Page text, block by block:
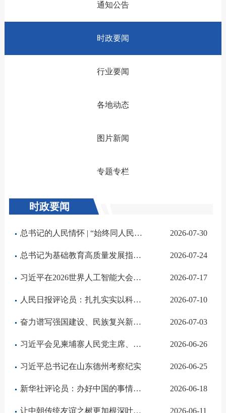
通知公告
时政要闻
行业要闻
各地动态
图片新闻
专题专栏
时政要闻
总书记的人民情怀 | “始终同人民同呼吸、共命运、心连心” 2026-07-30
总书记为基础教育高质量发展指明方向 2026-07-24
习近平在2026世界人工智能大会暨人工智能全球治理高级别会议开幕式上的主旨讲话（全文） 2026-07-17
人民日报评论员：扎扎实实以科技创新支撑和引领中国式现代化——论学习贯彻习近平总书记在国家科学技术奖励... 2026-07-10
奋力谱写强国建设、民族复兴新篇章——习近平总书记在庆祝中国共产党成立105周年大会上的重要讲话激励各地干... 2026-07-03
习近平会见柬埔寨人民党主席、参议院主席洪森 2026-06-26
习近平总书记在山东德州考察纪实 2026-06-25
新华社评论员：办好中国的事情，关键在党——论学习贯彻习近平党建思想 2026-06-18
让中朝传统友谊之树更加根深叶茂——习近平总书记对朝鲜进行国事访问纪实 2026-06-11